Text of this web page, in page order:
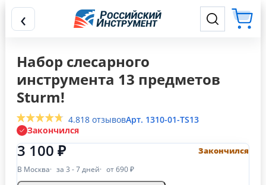
‹
Набор слесарного
инструмента 13 предметов
Sturm!
4.818 отзывовАрт. 1310-01-TS13
Закончился
3 100 ₽ Закончился
В Москва за 3 - 7 дней от 690 ₽